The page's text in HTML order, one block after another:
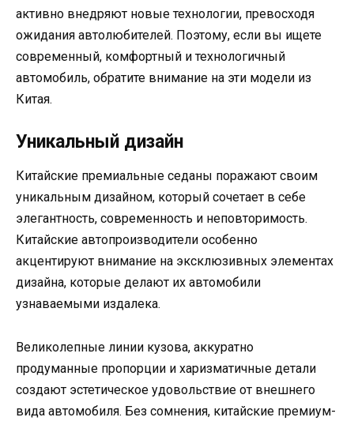
активно внедряют новые технологии, превосходя
ожидания автолюбителей. Поэтому, если вы ищете
современный, комфортный и технологичный
автомобиль, обратите внимание на эти модели из
Китая.
Уникальный дизайн
Китайские премиальные седаны поражают своим
уникальным дизайном, который сочетает в себе
элегантность, современность и неповторимость.
Китайские автопроизводители особенно
акцентируют внимание на эксклюзивных элементах
дизайна, которые делают их автомобили
узнаваемыми издалека.
Великолепные линии кузова, аккуратно
продуманные пропорции и харизматичные детали
создают эстетическое удовольствие от внешнего
вида автомобиля. Без сомнения, китайские премиум-